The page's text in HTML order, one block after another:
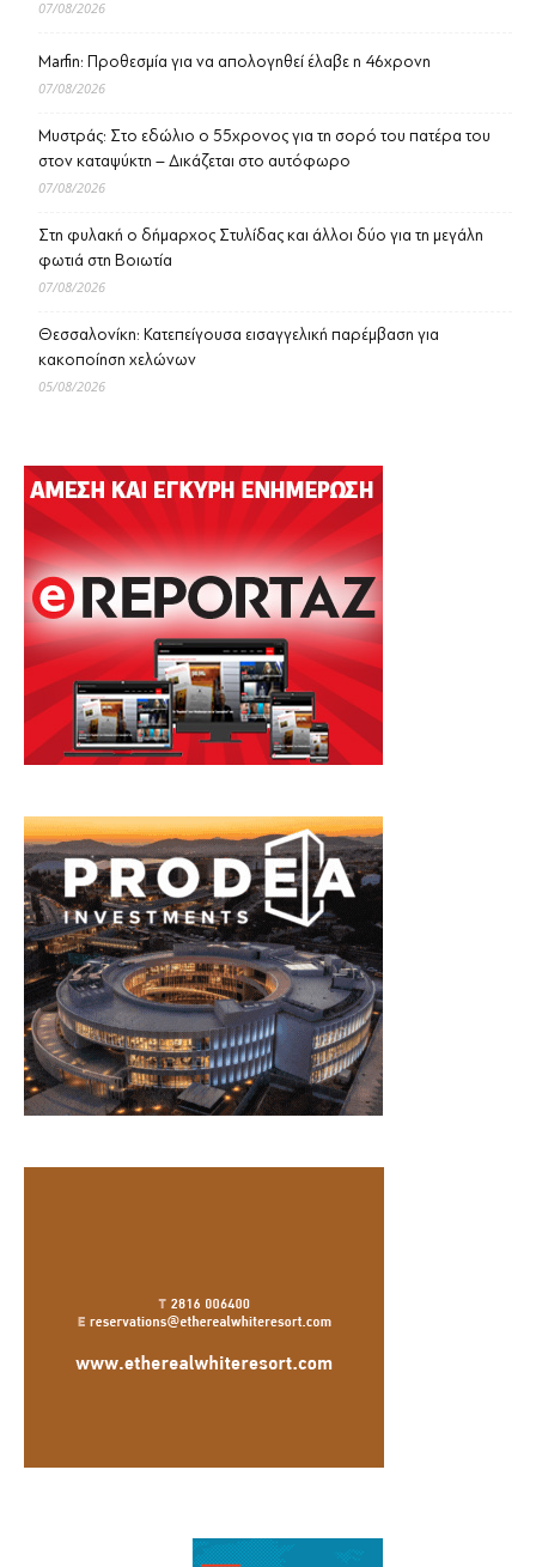
07/08/2026
Marfin: Προθεσμία για να απολογηθεί έλαβε η 46χρονη
07/08/2026
Μυστράς: Στο εδώλιο ο 55χρονος για τη σορό του πατέρα του
στον καταψύκτη – Δικάζεται στο αυτόφωρο
07/08/2026
Στη φυλακή ο δήμαρχος Στυλίδας και άλλοι δύο για τη μεγάλη
φωτιά στη Βοιωτία
07/08/2026
Θεσσαλονίκη: Κατεπείγουσα εισαγγελική παρέμβαση για
κακοποίηση χελώνων
05/08/2026